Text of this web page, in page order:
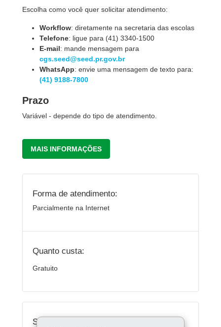
Escolha como você quer solicitar atendimento:
Workflow: diretamente na secretaria das escolas
Telefone: ligue para (41) 3340-1500
E-mail: mande mensagem para
cgs.seed@seed.pr.gov.br
WhatsApp: envie uma mensagem de texto para:
(41) 9188-7800
Prazo
Variável - depende do tipo de atendimento.
MAIS INFORMAÇÕES
Forma de atendimento:
Parcialmente na Internet
Quanto custa:
Gratuito
Serviços Relacionados: